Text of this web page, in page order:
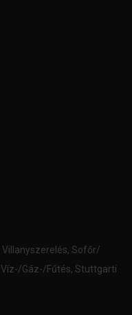
Villanyszerelés, Sofőr/
Víz-/Gáz-/Fűtés, Stuttgarti